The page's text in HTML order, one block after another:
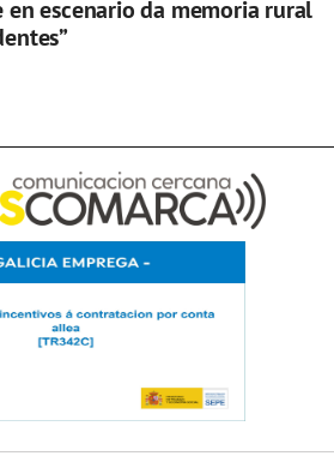
en escenario da memoria rural